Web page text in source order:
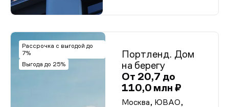
Рассрочка с выгодой до
7%
Выгода до 25%
Портленд. Дом
на берегу
От 20,7 до
110,0 млн ₽
Москва, ЮВАО,